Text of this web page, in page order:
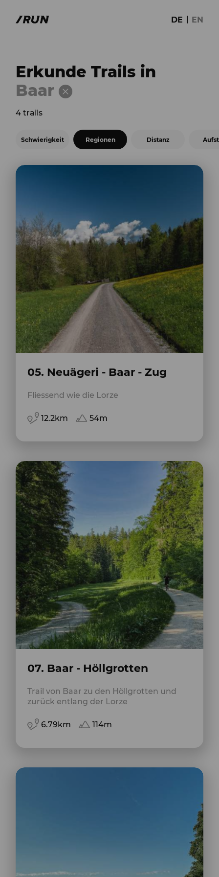
DE EN
Erkunde Trails in
Baar
4 trails
Schwierigkeit Regionen Distanz
05. Neuägeri - Baar - Zug
Fliessend wie die Lorze
12.2km 54m
07. Baar - Höllgrotten
Trail von Baar zu den Höllgrotten und
zurück entlang der Lorze
6.79km 114m